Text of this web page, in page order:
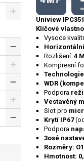
Uniview
Klíčové
Vysoce
Horizontální
Rozlišení: 4
Kompresní
WDR
Podpora
Vestavěný
Slot pro
Krytí IP67
Podpora
3osé
Rozměry:
Hmotnost: